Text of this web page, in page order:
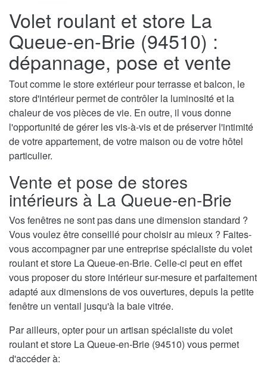
Volet roulant et store La
Queue-en-Brie (94510) :
dépannage, pose et vente
Tout comme le store extérieur pour terrasse et balcon, le
store d'intérieur permet de contrôler la luminosité et la
chaleur de vos pièces de vie. En outre, il vous donne
l'opportunité de gérer les vis-à-vis et de préserver l'intimité
de votre appartement, de votre maison ou de votre hôtel
particulier.
Vente et pose de stores
intérieurs à La Queue-en-Brie
Vos fenêtres ne sont pas dans une dimension standard ?
Vous voulez être conseillé pour choisir au mieux ? Faites-
vous accompagner par une entreprise spécialiste du volet
roulant et store La Queue-en-Brie. Celle-ci peut en effet
vous proposer du store intérieur sur-mesure et parfaitement
adapté aux dimensions de vos ouvertures, depuis la petite
fenêtre un ventail jusqu'à la baie vitrée.
Par ailleurs, opter pour un artisan spécialiste du volet
roulant et store La Queue-en-Brie (94510) vous permet
d'accéder à: